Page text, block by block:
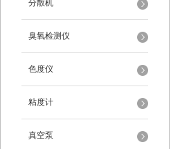
分散机
臭氧检测仪
色度仪
粘度计
真空泵